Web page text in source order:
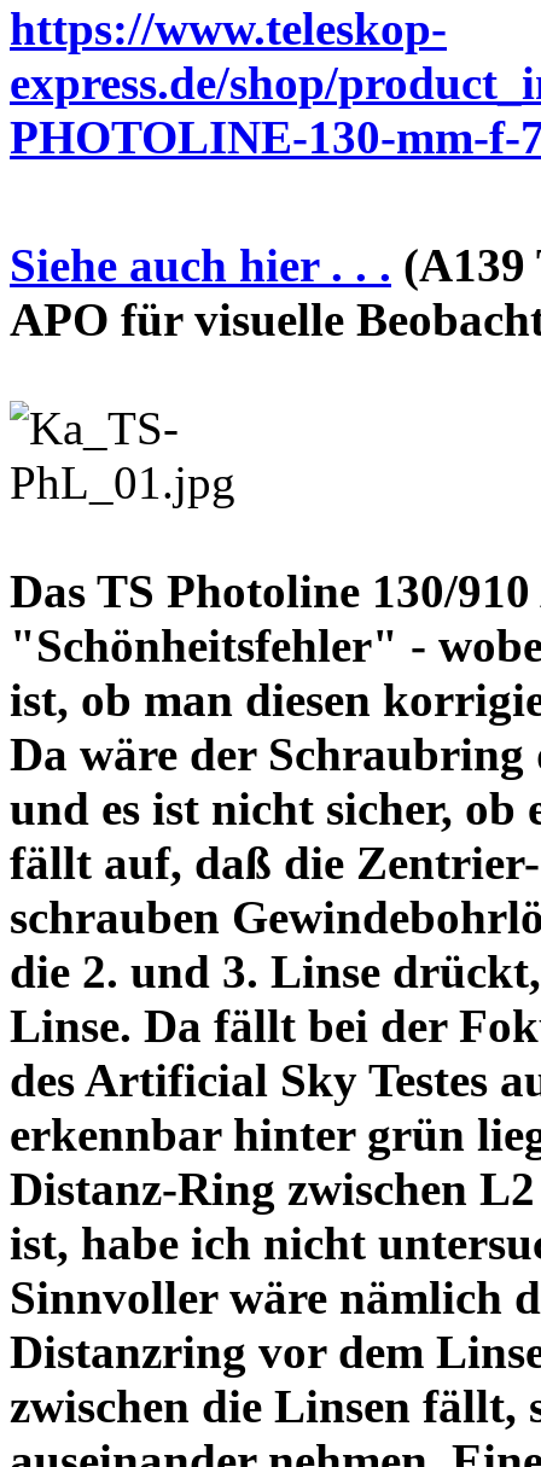
https://www.teleskop-
express.de/shop/
PHOTOLINE-130-mm-f-
Siehe auch hier . . . (A139
APO für visuelle
Das TS Photoline 130/
"Schönheitsfehler" -
ist, ob man diesen
Da wäre der
und es ist nicht sicher,
fällt auf, daß die Zentrier-
schrauben
die 2. und 3. Linse
Linse. Da fällt bei der
des Artificial Sky Testes
erkennbar hinter grün
Distanz-Ring zwischen
ist, habe ich nicht
Sinnvoller wäre nämlich
Distanzring vor dem
zwischen die Linsen fällt,